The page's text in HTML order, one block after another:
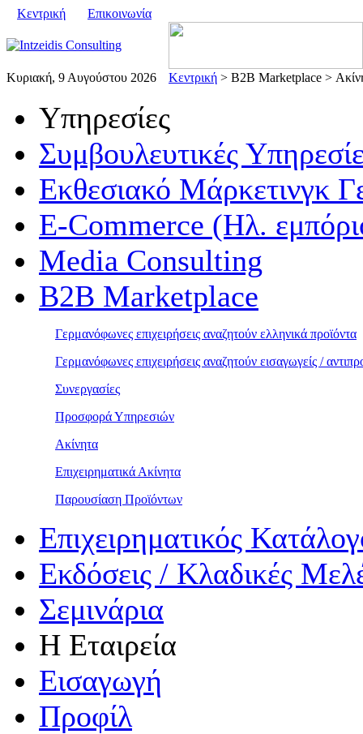
Κεντρική Επικοινωνία
Κυριακή, 9 Αυγούστου 2026 Κεντρική > B2B Marketplace >
Υπηρεσίες
Συμβουλευτικές
Εκθεσιακό Μάρκετινγκ
E-Commerce (Ηλ.
Media Consulting
B2B Marketplace
Γερμανόφωνες επιχειρήσεις αναζητούν ελληνικά προϊόντα
Γερμανόφωνες επιχειρήσεις αναζητούν εισαγωγείς /
Συνεργασίες
Προσφορά Υπηρεσιών
Ακίνητα
Επιχειρηματικά Ακίνητα
Παρουσίαση Προϊόντων
Επιχειρηματικός
Εκδόσεις / Κλαδικές
Σεμινάρια
Η Εταιρεία
Εισαγωγή
Προφίλ